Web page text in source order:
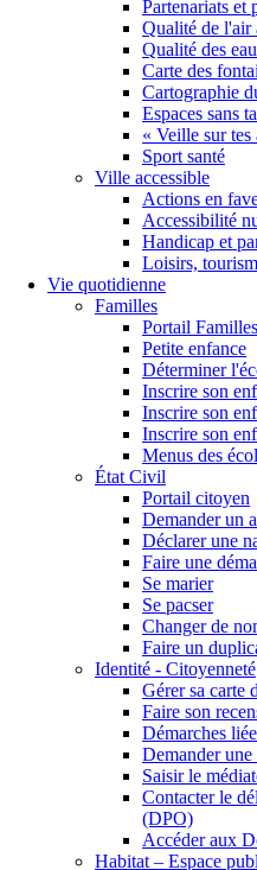
Partenariats et
Qualité de l'air
Qualité des
Carte des
Cartographie
Espaces sans
« Veille sur
Sport santé
Ville accessible
Actions en
Accessibilité
Handicap et
Loisirs,
Vie quotidienne
Familles
Portail Familles
Petite enfance
Déterminer
Inscrire son
Inscrire son
Inscrire son
Menus des
État Civil
Portail citoyen
Demander un
Déclarer une
Faire une
Se marier
Se pacser
Changer de
Faire un
Identité - Citoyenneté
Gérer sa carte
Faire son
Démarches
Demander une
Saisir le
Contacter le
(DPO)
Accéder aux
Habitat – Espace